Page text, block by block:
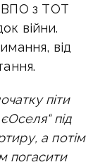
ВПО з ТОТ
війни.
від
піти
під
а потім
погасити